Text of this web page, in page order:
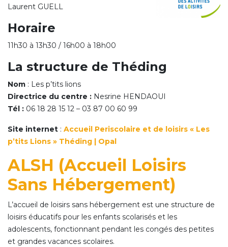
Laurent GUELL
Horaire
11h30 à 13h30 / 16h00 à 18h00
La structure de Théding
Nom : Les p’tits lions
Directrice du centre : Nesrine HENDAOUI
Tél : 06 18 28 15 12 – 03 87 00 60 99
Site internet : Accueil Periscolaire et de loisirs « Les
p’tits Lions » Théding | Opal
ALSH (Accueil Loisirs
Sans Hébergement)
L’accueil de loisirs sans hébergement est une structure de
loisirs éducatifs pour les enfants scolarisés et les
adolescents, fonctionnant pendant les congés des petites
et grandes vacances scolaires.